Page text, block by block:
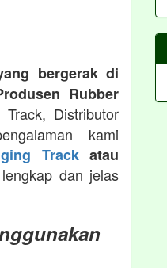
bergerak di
Rubber
Distributor
kami
Trackatau
dan jelas